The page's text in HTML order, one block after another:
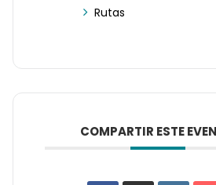
Rutas
COMPARTIR ESTE